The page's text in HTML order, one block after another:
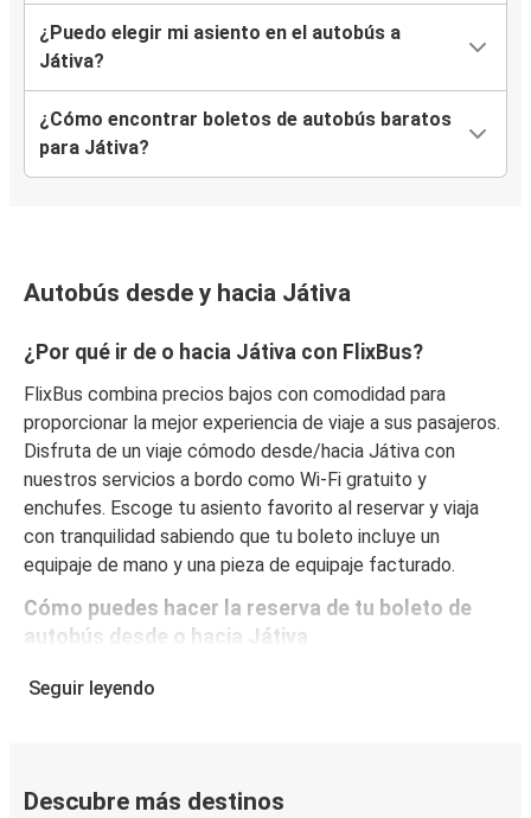
¿Puedo elegir mi asiento en el autobús a
Játiva?
¿Cómo encontrar boletos de autobús baratos
para Játiva?
Autobús desde y hacia Játiva
¿Por qué ir de o hacia Játiva con FlixBus?
FlixBus combina precios bajos con comodidad para
proporcionar la mejor experiencia de viaje a sus pasajeros.
Disfruta de un viaje cómodo desde/hacia Játiva con
nuestros servicios a bordo como Wi-Fi gratuito y
enchufes. Escoge tu asiento favorito al reservar y viaja
con tranquilidad sabiendo que tu boleto incluye un
equipaje de mano y una pieza de equipaje facturado.
Cómo puedes hacer la reserva de tu boleto de
autobús desde o hacia Játiva
Reservar un boleto con FlixBus es muy sencillo: en este
diferentes formas de pago seguras online, como tarjeta
Seguir leyendo
Descubre más destinos